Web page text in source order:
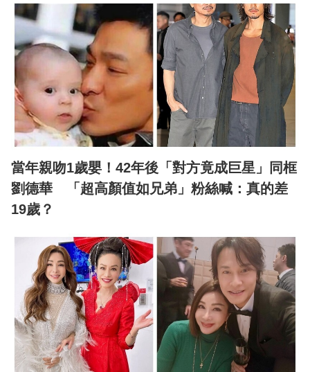
當年親吻1歲嬰！42年後「對方竟成巨星」同框
劉德華 「超高顏值如兄弟」粉絲喊：真的差
19歲？